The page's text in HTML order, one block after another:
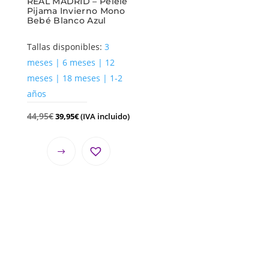
Pijama Invierno Mono
Bebé Blanco Azul
Tallas disponibles: 3
meses | 6 meses | 12
meses | 18 meses | 1-2
años
44,95€39,95€(IVA incluido)